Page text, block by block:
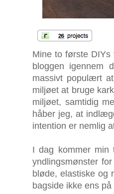
Mine to første
bloggen igennem
massivt populært
miljøet at bruge
miljøet, samtidig
håber jeg, at
intention er nemlig
I dag kommer min
yndlingsmønster
bløde, elastiske og
bagside ikke ens